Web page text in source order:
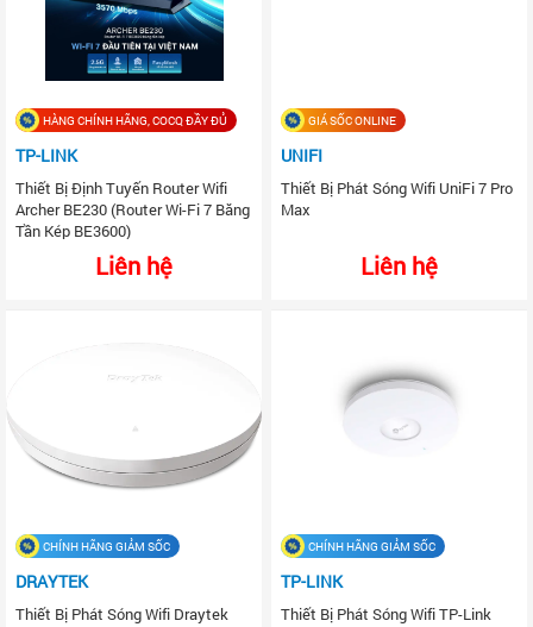
HÀNG CHÍNH HÃNG, COCQ ĐẦY ĐỦ
TP-LINK
Thiết Bị Định Tuyến Router Wifi
Archer BE230 (Router Wi-Fi 7 Băng
Tần Kép BE3600)
Liên hệ
GIÁ SỐC ONLINE
UNIFI
Thiết Bị Phát Sóng Wifi UniFi 7 Pro
Max
Liên hệ
CHÍNH HÃNG GIẢM SỐC
DRAYTEK
Thiết Bị Phát Sóng Wifi Draytek
CHÍNH HÃNG GIẢM SỐC
TP-LINK
Thiết Bị Phát Sóng Wifi TP-Link